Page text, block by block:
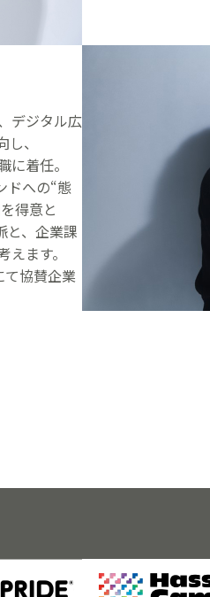
デジタル広
、
着任。
ドへの“態
得意と
と、企業課
ます。
協賛企業